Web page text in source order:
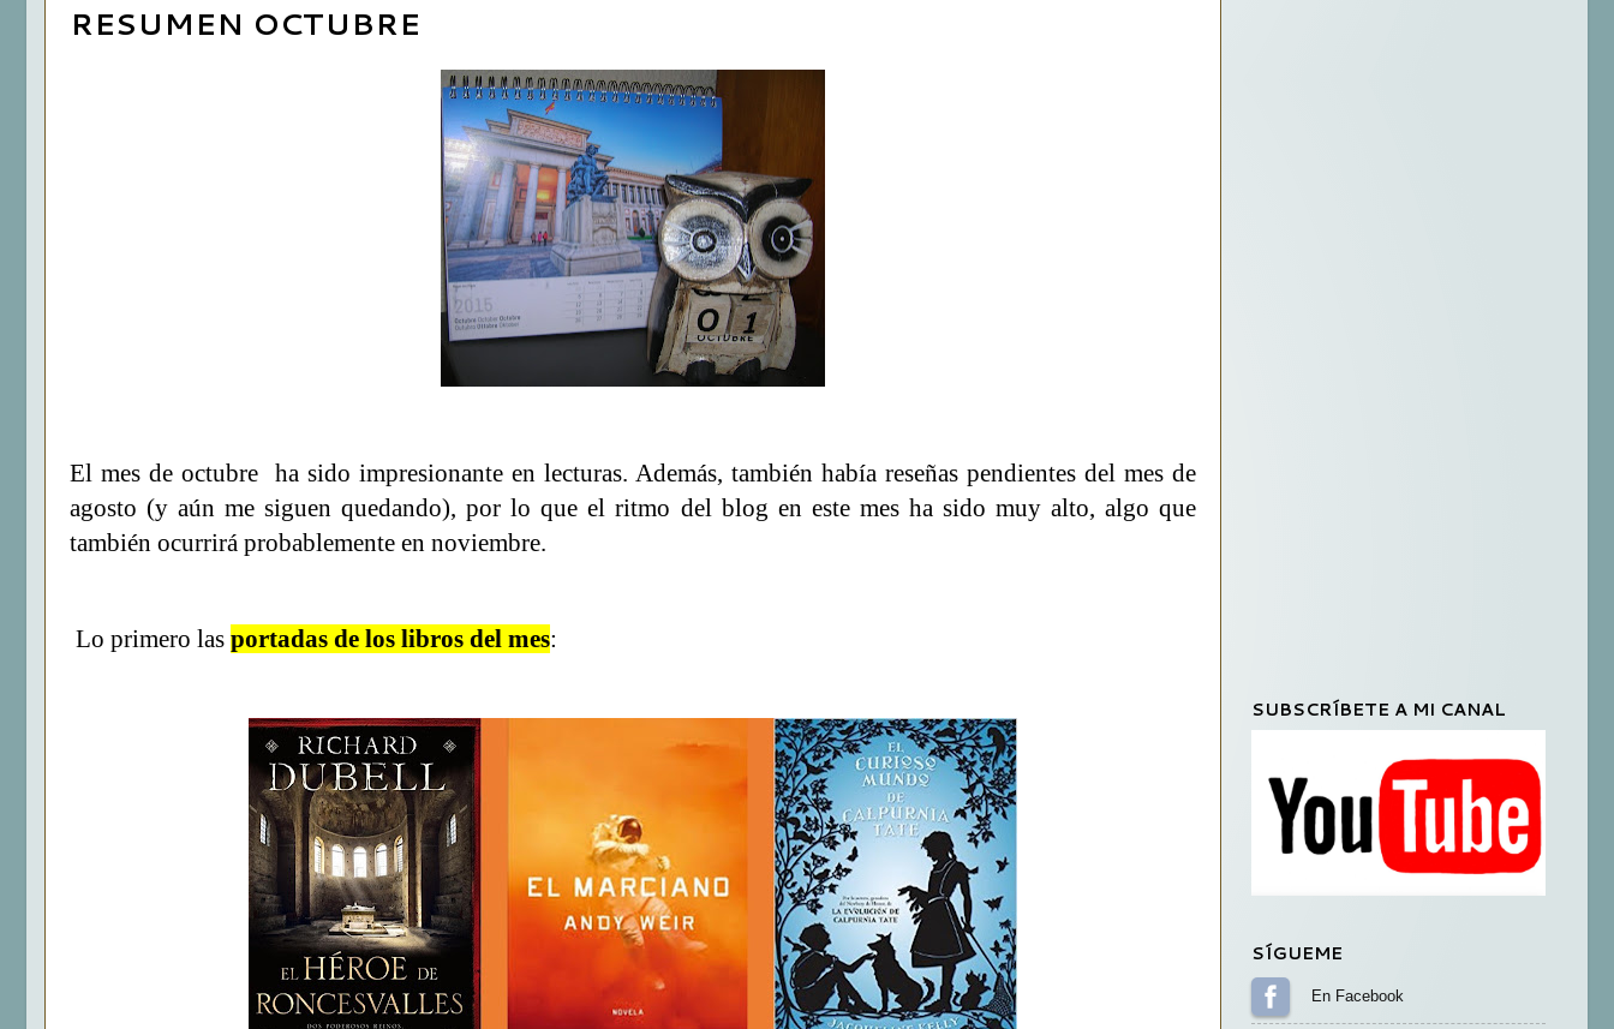
RESUMEN OCTUBRE
El mes de octubre ha sido impresionante en lecturas. Además, también había reseñas pendientes del mes de
agosto (y aún me siguen quedando), por lo que el ritmo del blog en este mes ha sido muy alto, algo que
también ocurrirá probablemente en noviembre.
Lo primero las portadas de los libros del mes:
SUBSCRÍBETE A MI CANAL
SÍGUEME
Sígueme en Facebook